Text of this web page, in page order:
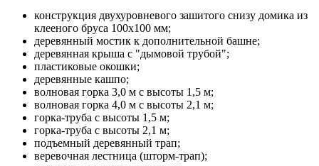
конструкция двухуровневого зашитого снизу домика из
клееного бруса 100х100 мм;
деревянный мостик к дополнительной башне;
деревянная крыша с "дымовой трубой";
пластиковые окошки;
деревянные кашпо;
волновая горка 3,0 м c высоты 1,5 м;
волновая горка 4,0 м c высоты 2,1 м;
горка-труба с высоты 1,5 м;
горка-труба с высоты 2,1 м;
подъемный деревянный трап;
веревочная лестница (шторм-трап);